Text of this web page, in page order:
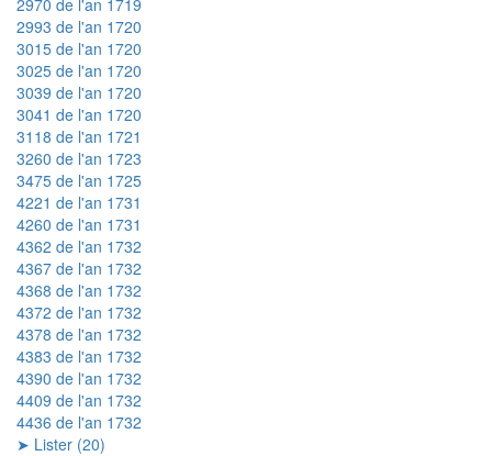
2993 de l'an 1720
3015 de l'an 1720
3025 de l'an 1720
3039 de l'an 1720
3041 de l'an 1720
3118 de l'an 1721
3260 de l'an 1723
3475 de l'an 1725
4221 de l'an 1731
4260 de l'an 1731
4362 de l'an 1732
4367 de l'an 1732
4368 de l'an 1732
4372 de l'an 1732
4378 de l'an 1732
4383 de l'an 1732
4390 de l'an 1732
4409 de l'an 1732
4436 de l'an 1732
➤ Lister (20)